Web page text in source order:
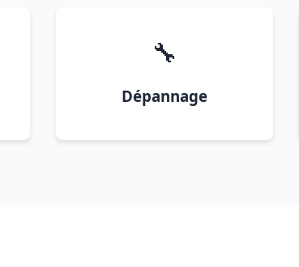
🔧
Dépannage